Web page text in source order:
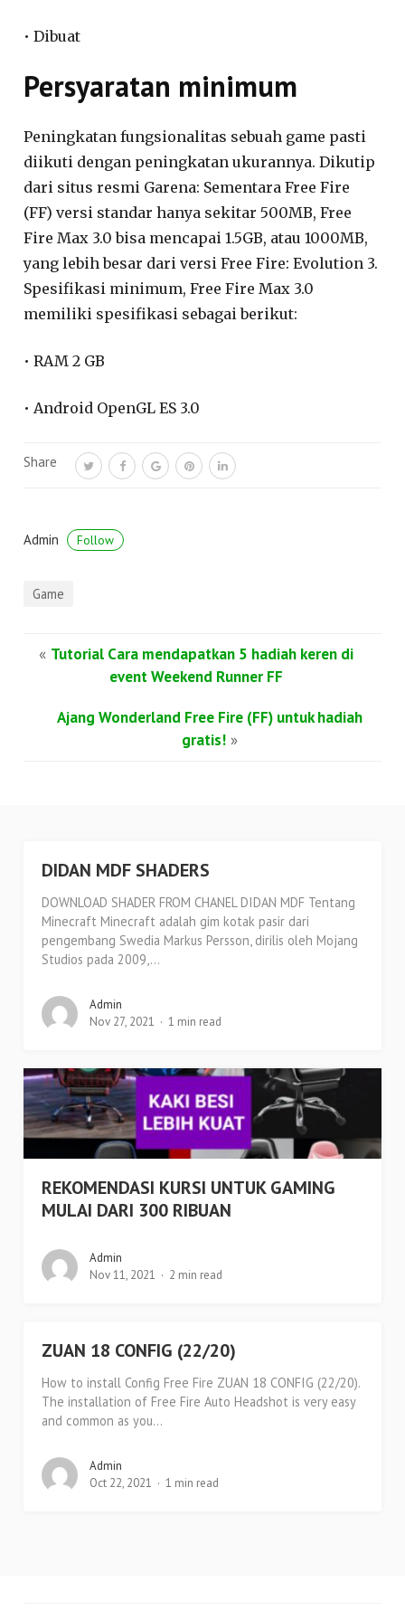
• Dibuat
Persyaratan minimum
Peningkatan fungsionalitas sebuah game pasti
diikuti dengan peningkatan ukurannya. Dikutip
dari situs resmi Garena: Sementara Free Fire
(FF) versi standar hanya sekitar 500MB, Free
Fire Max 3.0 bisa mencapai 1.5GB, atau 1000MB,
yang lebih besar dari versi Free Fire: Evolution 3.
Spesifikasi minimum, Free Fire Max 3.0
memiliki spesifikasi sebagai berikut:
• RAM 2 GB
• Android OpenGL ES 3.0
Share
Admin Follow
Game
« Tutorial Cara mendapatkan 5 hadiah keren di
event Weekend Runner FF
Ajang Wonderland Free Fire (FF) untuk hadiah
gratis!»
DIDAN MDF SHADERS
DOWNLOAD SHADER FROM CHANEL DIDAN MDF Tentang
Minecraft Minecraft adalah gim kotak pasir dari
pengembang Swedia Markus Persson, dirilis oleh Mojang
Studios pada 2009,...
Admin
Nov 27, 2021
1 min read
REKOMENDASI KURSI UNTUK GAMING
MULAI DARI 300 RIBUAN
Admin
Nov 11, 2021
2 min read
ZUAN 18 CONFIG (22/20)
How to install Config Free Fire ZUAN 18 CONFIG (22/20).
The installation of Free Fire Auto Headshot is very easy
and common as you...
Admin
Oct 22, 2021
1 min read